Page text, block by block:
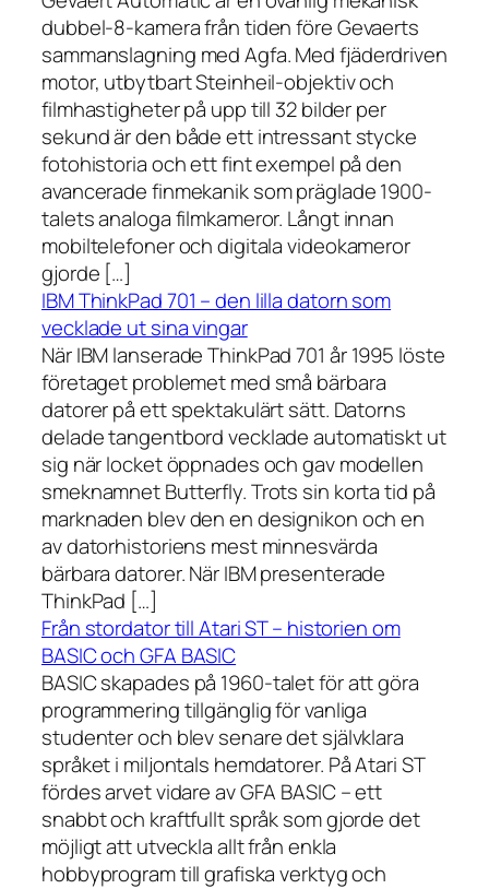
dubbel-8-kamera från tiden före Gevaerts
sammanslagning med Agfa. Med fjäderdriven
motor, utbytbart Steinheil-objektiv och
filmhastigheter på upp till 32 bilder per
sekund är den både ett intressant stycke
fotohistoria och ett fint exempel på den
avancerade finmekanik som präglade 1900-
talets analoga filmkameror. Långt innan
mobiltelefoner och digitala videokameror
gjorde […]
IBM ThinkPad 701 – den lilla datorn som
vecklade ut sina vingar
När IBM lanserade ThinkPad 701 år 1995 löste
företaget problemet med små bärbara
datorer på ett spektakulärt sätt. Datorns
delade tangentbord vecklade automatiskt ut
sig när locket öppnades och gav modellen
smeknamnet Butterfly. Trots sin korta tid på
marknaden blev den en designikon och en
av datorhistoriens mest minnesvärda
bärbara datorer. När IBM presenterade
ThinkPad […]
Från stordator till Atari ST – historien om
BASIC och GFA BASIC
BASIC skapades på 1960-talet för att göra
programmering tillgänglig för vanliga
studenter och blev senare det självklara
språket i miljontals hemdatorer. På Atari ST
fördes arvet vidare av GFA BASIC – ett
snabbt och kraftfullt språk som gjorde det
möjligt att utveckla allt från enkla
hobbyprogram till grafiska verktyg och